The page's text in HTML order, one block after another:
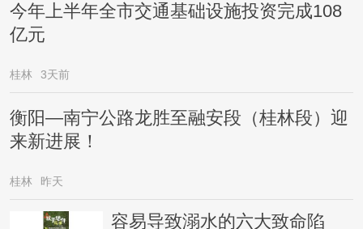
今年上半年全市交通基础设施投资完成108
亿元
桂林 3天前
衡阳—南宁公路龙胜至融安段（桂林段）迎
来新进展！
桂林 昨天
容易导致溺水的六大致命陷